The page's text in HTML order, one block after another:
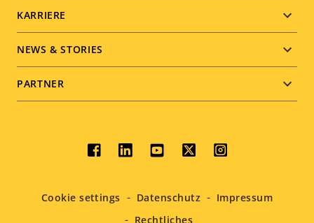
KARRIERE
NEWS & STORIES
PARTNER
Social
menu
Cookie settings Datenschutz
Impressum
Rechtliches